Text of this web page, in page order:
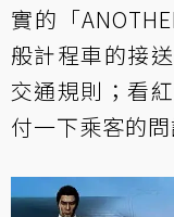
實的「
般計程車的接
交通規則；看
付一下乘客的